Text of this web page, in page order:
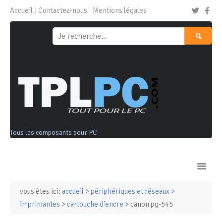
Accueil Contactez-nous Mentions légales
Tous les composants pour PC
Ordinateurs & Tablettes
vous êtes ici: accueil > périphériques et réseaux >
imprimantes > cartouche d'encre > canon pg-545